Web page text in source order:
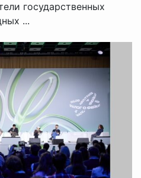
государственных
...